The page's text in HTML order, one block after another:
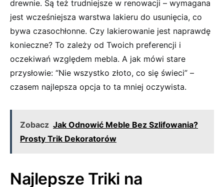
drewnie. Są też trudniejsze w renowacji – wymagana
jest wcześniejsza ⁣warstwa lakieru do usunięcia, co
bywa czasochłonne. Czy lakierowanie jest naprawdę
konieczne? To zależy od Twoich preferencji i
oczekiwań ⁣względem mebla. A jak mówi stare
przysłowie: “Nie⁣ wszystko złoto,⁢ co się świeci” –
czasem najlepsza opcja⁣ to ta mniej oczywista.
Zobacz Jak Odnowić Meble Bez Szlifowania?
Prosty Trik Dekoratorów
Najlepsze Triki na